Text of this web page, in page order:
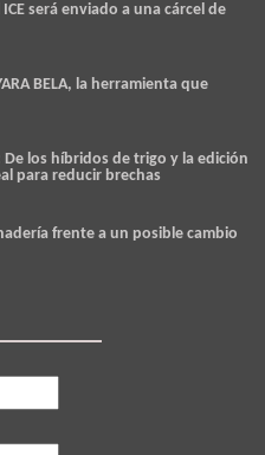
será enviado a una cárcel de
BELA, la herramienta que
los híbridos de trigo y la edición
para reducir brechas
frente a un posible cambio